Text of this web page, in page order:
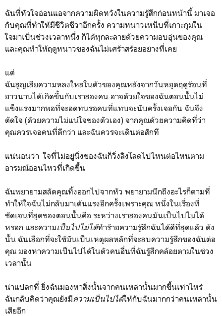
ฉันที่หัวใจอ่อนแอจากความผิดหวังในความรู้สึกก่อนหน้านี้ มาเจอ
กับคุณที่ทำให้มีชีวิตชีวาอีกครั้ง ความหนาวเหน็บที่เกาะกุมใน
ใจมาเป็นช่วงเวลาหนึ่ง ก็ได้ทุกละลายด้วยความอบอุ่นของคุณ
และคุณทำให้ฤดูหนาวของฉันไม่เศร้าสร้อยอย่างที่เคย
แต่
ฉันสูญเสียความหลงใหลในตัวของคุณหลังจากวันหยุดฤดูร้อนที่
ยาวนานได้เกิดขึ้นกับเราสองคน อาจด้วยใจของฉันตอนนั้นไม่
แข็งแรงมากพอที่จะอดทนรอคนที่แทบจะนับครั้งเจอกัน ฉันจึง
ตัดใจ (ด้วยความไม่แน่ใจของตัวเอง) จากคุณด้วยความคิดที่ว่า
คุณควรเจอคนที่ดีกว่า และฉันควรจะเดินต่อสักที
แน่นอนว่า ใจที่ไม่อยู่นิ่งของฉันก็วิ่งลิงโลดไปไหนต่อไหนตาม
อารมณ์อ่อนไหวที่เกิดขึ้น
ฉันพยายามสลัดคุณทิ้งออกไปจากหัว พยายามนึกถึงอะไรก็ตามที่
ทำให้ใจฉันไม่กลับมาเต้นแรงอีกครั้งเพราะคุณ หนึ่งในเรื่องที่
ชัดเจนที่สุดของตอนนั้นคือ ระหว่างเราสองคนมันเป็นไปไม่ได้
หรอก และความเป็นไปไม่ได้ทำร้ายความรู้สึกฉันได้ดีที่สุดแล้ว ดัง
นั้น ฉันเลือกที่จะใช้มันเป็นเหตุผลหลักที่จะลบความรู้สึกของฉันต่อ
คุณ มองหาความเป็นไปได้ในตัวคนอื่นที่ฉันรู้สึกคล้อยตามในช่วง
เวลานั้น
น่าแปลกที่ ยิ่งฉันมองหาสิ่งนั้นจากคนเหล่านั้นมากขึ้นเท่าไหร่
ฉันกลับคิดว่าคุณยังมีความเป็นไปได้ให้กับฉันมากกว่าคนเหล่านั้น
เสียอีก